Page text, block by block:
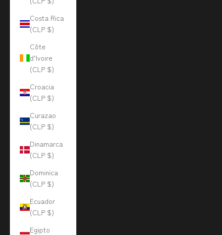
Costa Rica
(CLP $)
Côte
d’Ivoire
(CLP $)
Croacia
(CLP $)
Curazao
(CLP $)
Dinamarca
(CLP $)
Dominica
(CLP $)
Ecuador
(CLP $)
Egipto